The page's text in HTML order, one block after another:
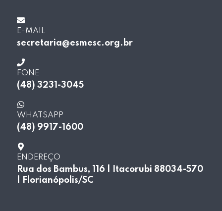
E-MAIL
secretaria@esmesc.org.br
FONE
(48) 3231-3045
WHATSAPP
(48) 9917-1600
ENDEREÇO
Rua dos Bambus, 116 | Itacorubi 88034-570
| Florianópolis/SC